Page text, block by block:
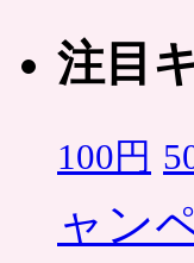
注目
100円
ャン